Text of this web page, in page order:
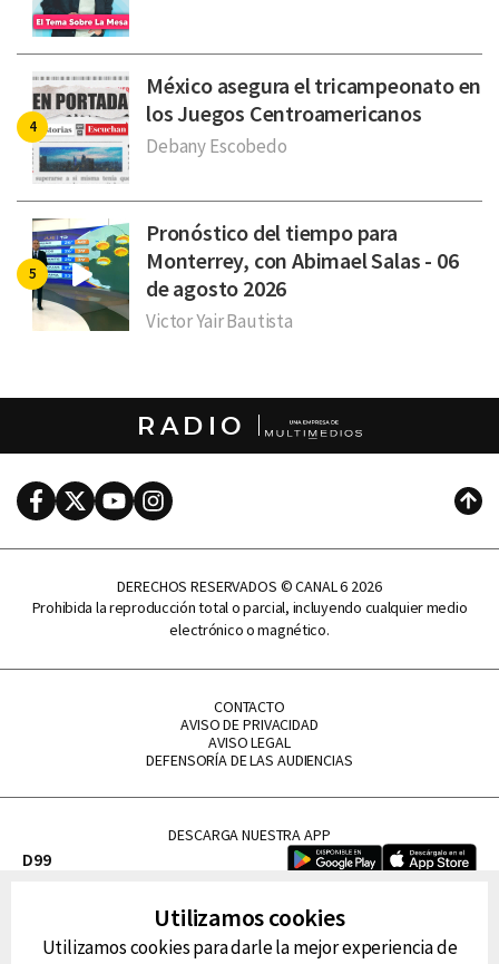
México asegura el tricampeonato en
los Juegos Centroamericanos
Debany Escobedo
Pronóstico del tiempo para
Monterrey, con Abimael Salas - 06
de agosto 2026
Victor Yair Bautista
RADIO
FacebookTwitterYoutubeInstagram
DERECHOS RESERVADOS © CANAL 6 2026
Prohibida la reproducción total o parcial, incluyendo cualquier medio
electrónico o magnético.
CONTACTO
AVISO DE PRIVACIDAD
AVISO LEGAL
DEFENSORÍA DE LAS AUDIENCIAS
DESCARGA NUESTRA APP
D99
FM Tu
Utilizamos cookies
Utilizamos cookies para darle la mejor experiencia de